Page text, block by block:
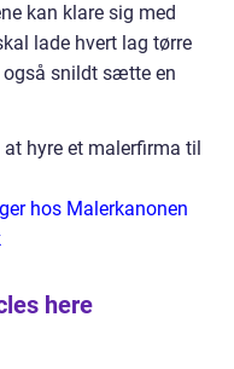
kan klare sig med
lade hvert lag tørre
snildt sætte en
hyre et malerfirma til
hos Malerkanonen
here